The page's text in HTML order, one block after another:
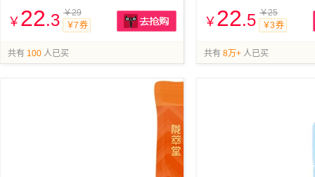
￥ 22.3 ￥29
￥7 券
共有 100 人已买
￥ 22.5 ￥25
￥3 券
共有 8万+ 人已买